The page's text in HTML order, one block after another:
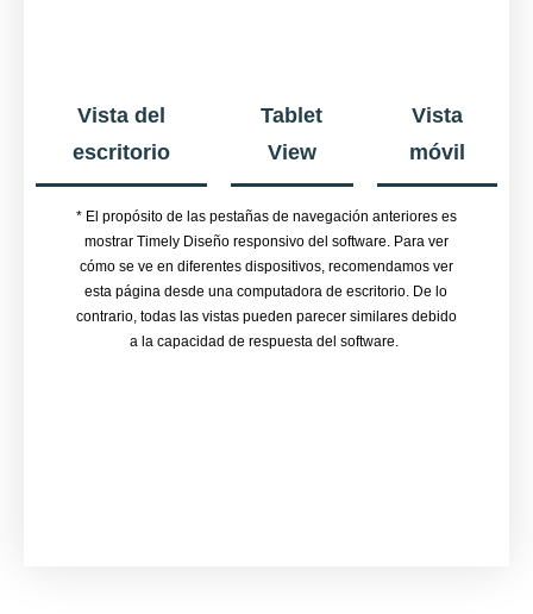
Vista del
escritorio
Tablet
View
Vista
móvil
* El propósito de las pestañas de navegación anteriores es
mostrar Timely Diseño responsivo del software. Para ver
cómo se ve en diferentes dispositivos, recomendamos ver
esta página desde una computadora de escritorio. De lo
contrario, todas las vistas pueden parecer similares debido
a la capacidad de respuesta del software.